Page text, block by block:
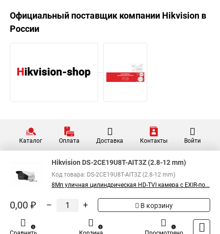
Официальный поставщик компании Hikvision в
России
Каталог Оплата Доставка Контакты Войти
Hikvision DS-2CE19U8T-AIT3Z (2.8-12 mm)
Код товара: DS-2CE19U8T-AIT3Z (2.8-12 mm)
8Мп уличная цилиндрическая HD-TVI камера с EXIR-по...
0,00 ₽ – + В корзину
0 0 1